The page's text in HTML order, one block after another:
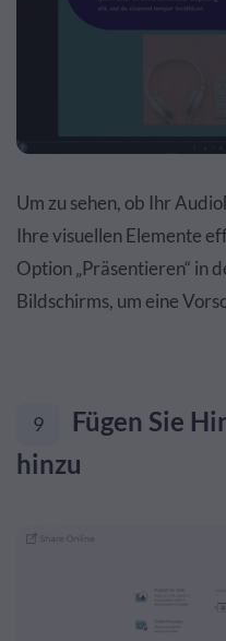
Um zu sehen, ob Ihr
Ihre visuellen Elemente
Option „Präsentieren“ in
Bildschirms, um eine
9
Fügen Sie
hinzu